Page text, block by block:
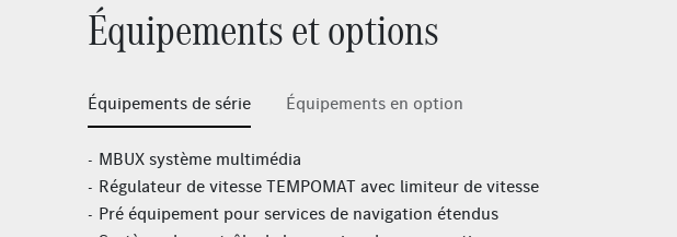
Équipements et options
Équipements de série Équipements en option
MBUX système multimédia
Régulateur de vitesse TEMPOMAT avec limiteur de vitesse
Pré équipement pour services de navigation étendus